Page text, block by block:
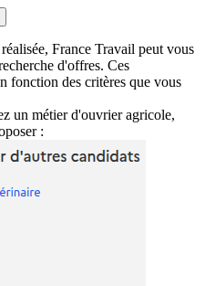
France Travail peut vous
d'offres. Ces
fonction des critères que vous
un métier d'ouvrier agricole,
: